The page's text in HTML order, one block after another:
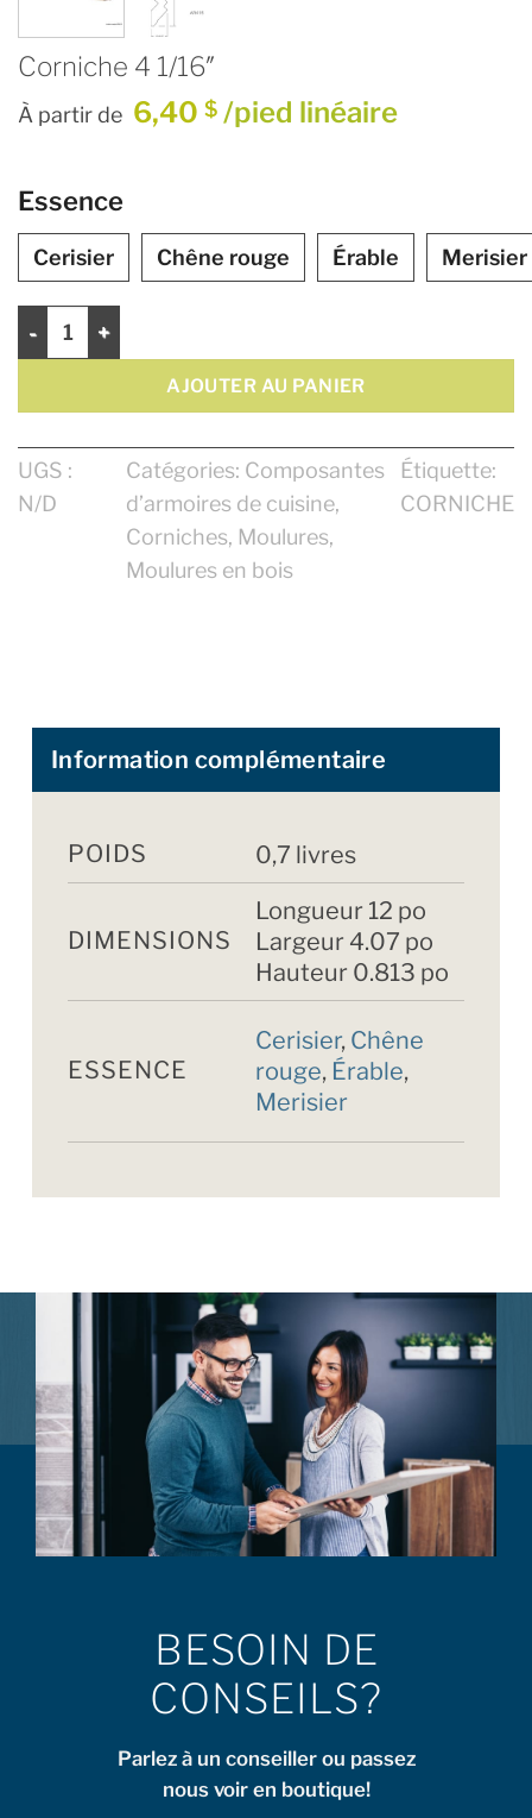
Corniche 4 1/16″
À partir de 6,40 $ /pied linéaire
Essence
Cerisier Chêne rouge Érable Merisier
AJOUTER AU PANIER
UGS :
N/D
Catégories: Composantes
d’armoires de cuisine,
Corniches, Moulures,
Moulures en bois
Étiquette:
CORNICHE
Information complémentaire
POIDS 0,7 livres
DIMENSIONS
Longueur 12 po
Largeur 4.07 po
Hauteur 0.813 po
ESSENCE
Cerisier, Chêne
rouge, Érable,
Merisier
BESOIN DE
CONSEILS?
Parlez à un conseiller ou passez
nous voir en boutique!